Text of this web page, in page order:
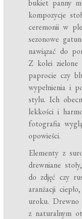
bukiet panny
kompozycje
ceremonii w
sezonowe
nawiązać do
Z kolei zielone
paprocie czy
wypełnienia i
stylu. Ich
lekkości i
fotografia
opowieści.
Elementy z
drewniane
do zdjęć czy
aranżacji
uroku. Drewno
z naturalnym